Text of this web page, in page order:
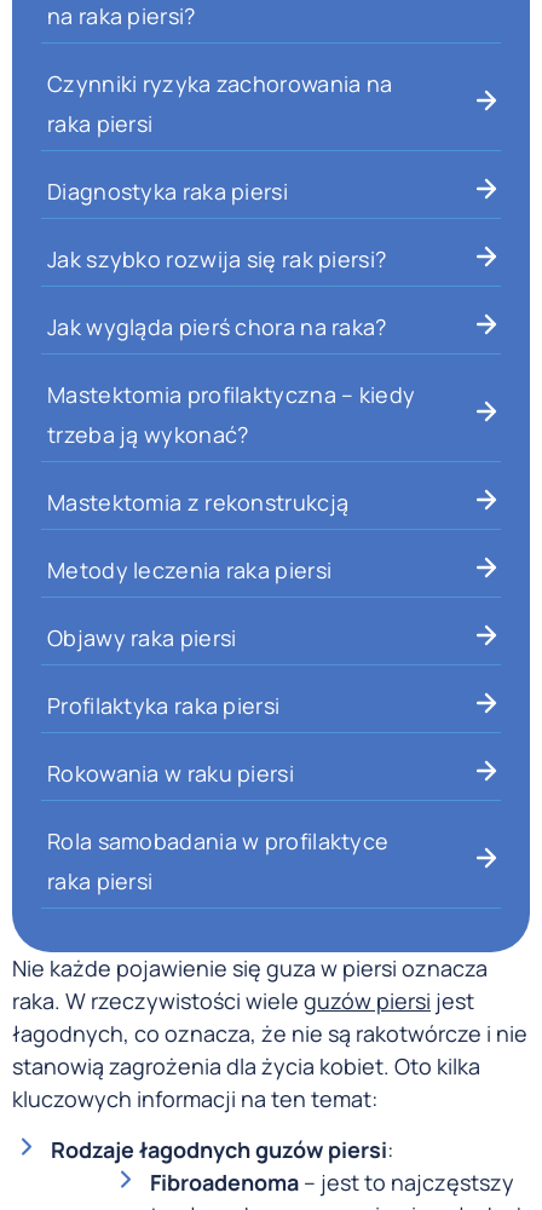
na raka piersi?
Czynniki ryzyka zachorowania na
raka piersi
Diagnostyka raka piersi
Jak szybko rozwija się rak piersi?
Jak wygląda pierś chora na raka?
Mastektomia profilaktyczna – kiedy
trzeba ją wykonać?
Mastektomia z rekonstrukcją
Metody leczenia raka piersi
Objawy raka piersi
Profilaktyka raka piersi
Rokowania w raku piersi
Rola samobadania w profilaktyce
raka piersi
Nie każde pojawienie się guza w piersi oznacza
raka. W rzeczywistości wiele guzów piersi jest
łagodnych, co oznacza, że nie są rakotwórcze i nie
stanowią zagrożenia dla życia kobiet. Oto kilka
kluczowych informacji na ten temat:
Rodzaje łagodnych guzów piersi:
Fibroadenoma – jest to najczęstszy